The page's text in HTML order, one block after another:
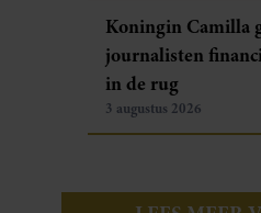
Koningin Camilla
journalisten
in de rug
3 augustus 2026